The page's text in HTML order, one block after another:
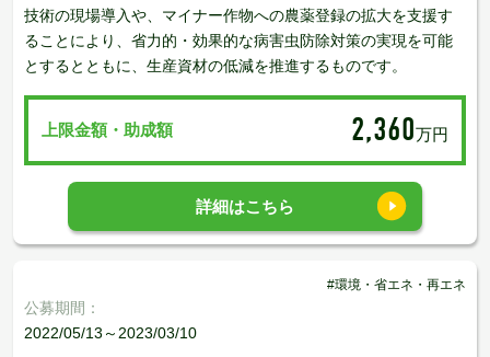
技術の現場導入や、マイナー作物への農薬登録の拡大を支援す
ることにより、省力的・効果的な病害虫防除対策の実現を可能
とするとともに、生産資材の低減を推進するものです。
上限金額・助成額 2,360万円
詳細はこちら
#環境・省エネ・再エネ
公募期間：
2022/05/13～2023/03/10